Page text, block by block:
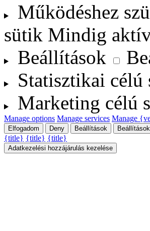
Működéshez
sütik Mindig
Beállítások
Statisztikai célú
Marketing célú
Manage options Manage services Manage
Elfogadom Deny Beállítások
{title} {title} {title}
Adatkezelési hozzájárulás kezelése